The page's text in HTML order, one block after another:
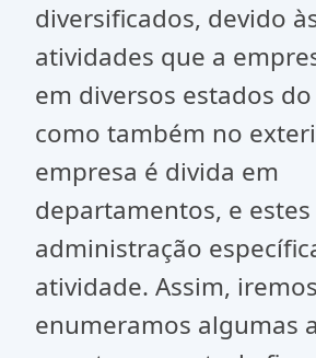
diversificados, devido
atividades que a
em diversos estados
como também no
empresa é divida em
departamentos, e
administração
atividade. Assim, iremos
enumeramos algumas